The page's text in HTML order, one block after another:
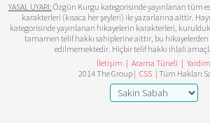
YASAL UYARI: Özgün Kurgu kategorisinde yayınlanan tüm
karakterleri (kısaca her şeyleri) ile yazarlarına aittir.
kategorisinde yayınlanan hikayelerin karakterleri,
tamamen telif hakkı sahiplerine aittir, bu
edilmemektedir. Hiçbir telif hakkı ihlali
İletişim | Arama Tüneli | Yardım
2014 The Group | CSS | Tüm Hakları